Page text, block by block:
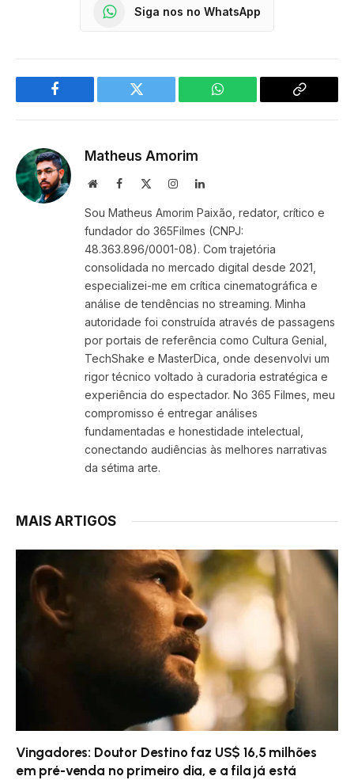
Siga nos no WhatsApp
Facebook Twitter WhatsApp
Copy
Matheus Amorim
WebsiteFacebook InstagramLinkedIn
Sou Matheus Amorim Paixão, redator, crítico e
fundador do 365Filmes (CNPJ:
48.363.896/0001-08). Com trajetória
consolidada no mercado digital desde 2021,
especializei-me em crítica cinematográfica e
análise de tendências no streaming. Minha
autoridade foi construída através de passagens
por portais de referência como Cultura Genial,
TechShake e MasterDica, onde desenvolvi um
rigor técnico voltado à curadoria estratégica e
experiência do espectador. No 365 Filmes, meu
compromisso é entregar análises
fundamentadas e honestidade intelectual,
conectando audiências às melhores narrativas
da sétima arte.
MAIS ARTIGOS
Vingadores: Doutor Destino faz US$ 16,5 milhões
em pré-venda no primeiro dia, e a fila já está